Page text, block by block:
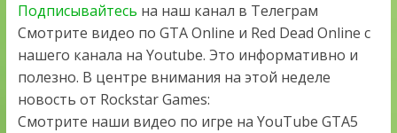
Подписывайтесь на наш канал в Телеграм
Смотрите видео по GTA Online и Red Dead Online с
нашего канала на Youtube. Это информативно и
полезно. В центре внимания на этой неделе
новость от Rockstar Games:
Смотрите наши видео по игре на YouTube GTA5